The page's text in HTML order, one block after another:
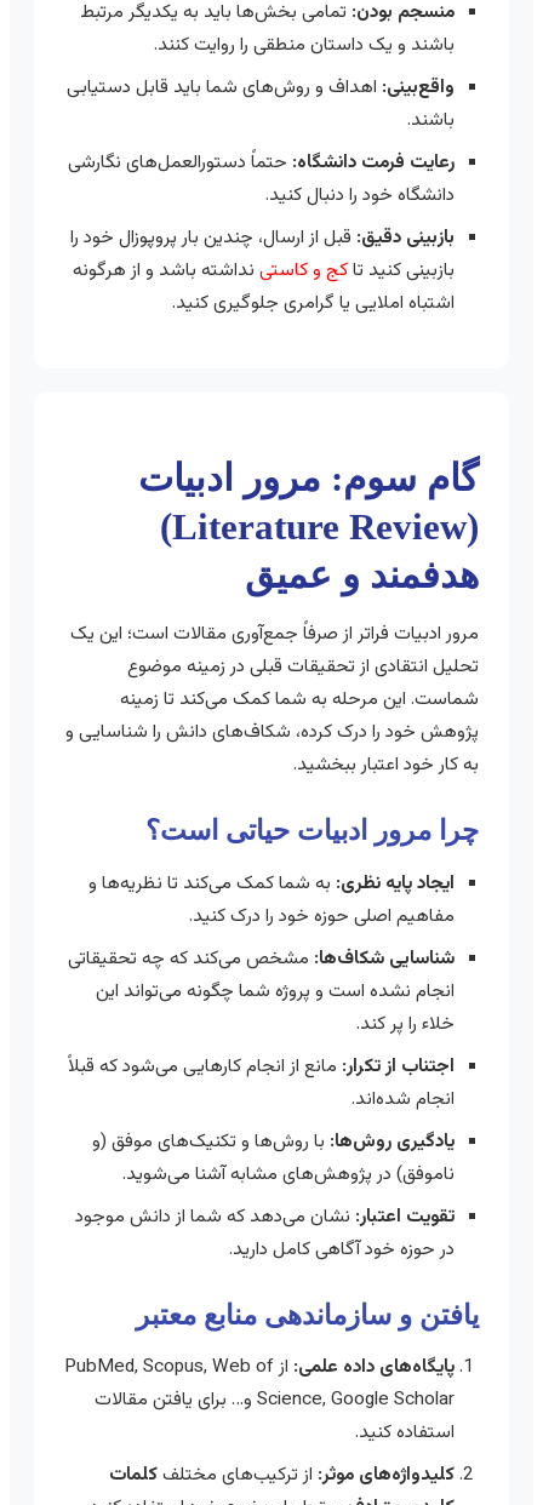
منسجم بودن:تمامی بخش‌ها باید به یکدیگر مرتبط
باشند و یک داستان منطقی را روایت کنند.
واقع‌بینی:اهداف و روش‌های شما باید قابل دستیابی
باشند.
رعایت فرمت دانشگاه:حتماً دستورالعمل‌های نگارشی
دانشگاه خود را دنبال کنید.
بازبینی دقیق:قبل از ارسال، چندین بار پروپوزال خود را
بازبینی کنید تاکج و کاستینداشته باشد و از هرگونه
اشتباه املایی یا گرامری جلوگیری کنید.
گام سوم: مرور ادبیات
(Literature Review)
هدفمند و عمیق
مرور ادبیات فراتر از صرفاً جمع‌آوری مقالات است؛ این یک
تحلیل انتقادی از تحقیقات قبلی در زمینه موضوع
شماست. این مرحله به شما کمک می‌کند تا زمینه
پژوهش خود را درک کرده، شکاف‌های دانش را شناسایی و
به کار خود اعتبار ببخشید.
چرا مرور ادبیات حیاتی است؟
ایجاد پایه نظری:به شما کمک می‌کند تا نظریه‌ها و
مفاهیم اصلی حوزه خود را درک کنید.
شناسایی شکاف‌ها:مشخص می‌کند که چه تحقیقاتی
انجام نشده است و پروژه شما چگونه می‌تواند این
خلاء را پر کند.
اجتناب از تکرار: مانع از انجام کارهایی می‌شود که قبلاً
انجام شده‌اند.
یادگیری روش‌ها:با روش‌ها و تکنیک‌های موفق (و
ناموفق) در پژوهش‌های مشابه آشنا می‌شوید.
تقویت اعتبار:نشان می‌دهد که شما از دانش موجود
در حوزه خود آگاهی کامل دارید.
یافتن و سازماندهی منابع معتبر
پایگاه‌های داده علمی:
از PubMed, Scopus, Web of
Science, Google Scholar و… برای یافتن مقالات
استفاده کنید.
کلیدواژه‌های موثر: از ترکیب‌های مختلفکلمات